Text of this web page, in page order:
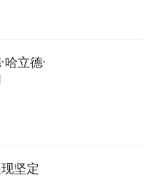
立德·
坚定